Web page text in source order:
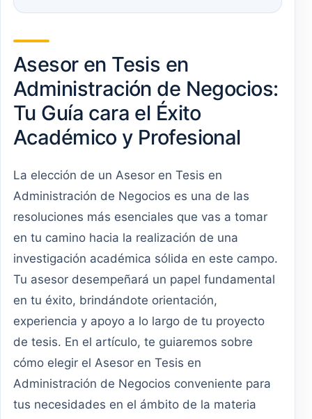
Asesor en Tesis en
Administración de Negocios:
Tu Guía cara el Éxito
Académico y Profesional
La elección de un Asesor en Tesis en
Administración de Negocios es una de las
resoluciones más esenciales que vas a tomar
en tu camino hacia la realización de una
investigación académica sólida en este campo.
Tu asesor desempeñará un papel fundamental
en tu éxito, brindándote orientación,
experiencia y apoyo a lo largo de tu proyecto
de tesis. En el artículo, te guiaremos sobre
cómo elegir el Asesor en Tesis en
Administración de Negocios conveniente para
tus necesidades en el ámbito de la materia